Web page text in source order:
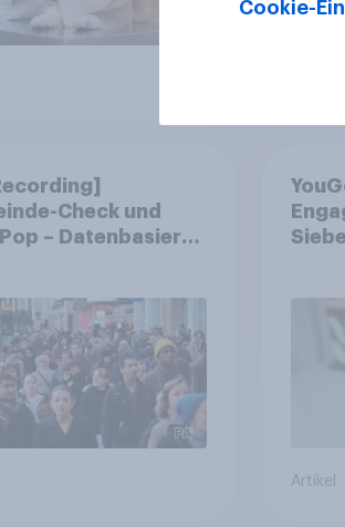
Check und
– Datenbasierte
Artikel
Cookie-